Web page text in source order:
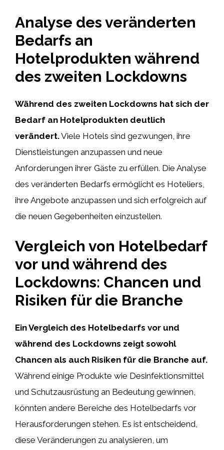
Analyse des veränderten
Bedarfs an
Hotelprodukten während
des zweiten Lockdowns
Während des zweiten Lockdowns hat sich der
Bedarf an Hotelprodukten deutlich
verändert.Viele Hotels sind gezwungen, ihre
Dienstleistungen anzupassen und neue
Anforderungen ihrer Gäste zu erfüllen. Die Analyse
des veränderten Bedarfs ermöglicht es Hoteliers,
ihre Angebote anzupassen und sich erfolgreich auf
die neuen Gegebenheiten einzustellen.
Vergleich von Hotelbedarf
vor und während des
Lockdowns: Chancen und
Risiken für die Branche
Ein Vergleich des Hotelbedarfs vor und
während des Lockdowns zeigt sowohl
Chancen als auch Risiken für die Branche auf.
Während einige Produkte wie Desinfektionsmittel
und Schutzausrüstung an Bedeutung gewinnen,
könnten andere Bereiche des Hotelbedarfs vor
Herausforderungen stehen. Es ist entscheidend,
diese Veränderungen zu analysieren, um